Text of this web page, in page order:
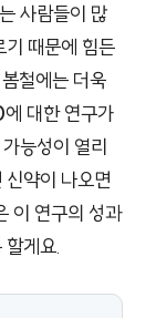
사람들이 많
기 때문에 힘든
철에는 더욱
에 대한 연구가
능성이 열리
약이 나오면
이 연구의 성과
게요.